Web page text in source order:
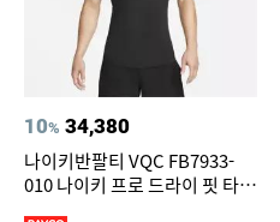
10% 34,380
나이키반팔티 VQC FB7933-
010 나이키 프로 드라이 핏 타이